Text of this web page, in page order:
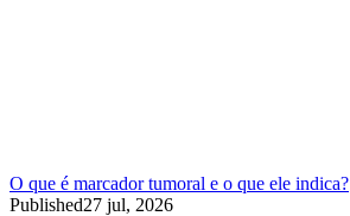
O que é marcador tumoral e o que ele indica?
Published27 jul, 2026